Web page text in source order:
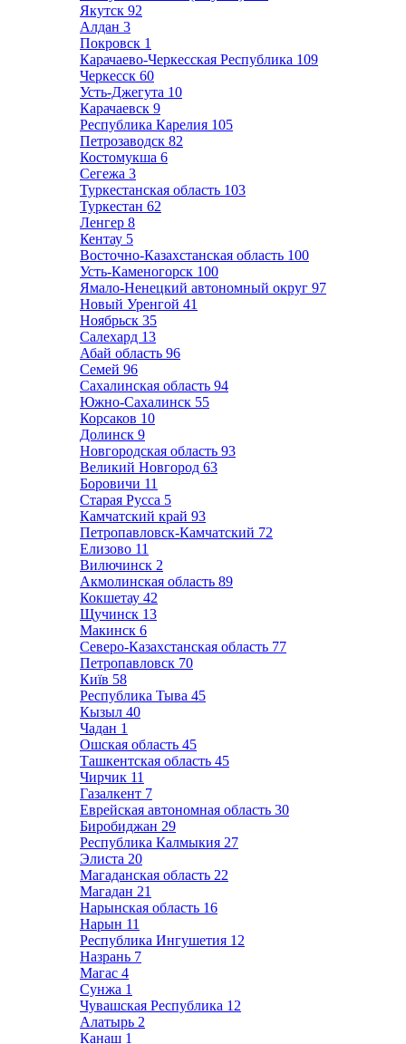
Якутск 92
Алдан 3
Покровск 1
Карачаево-Черкесская Республика 109
Черкесск 60
Усть-Джегута 10
Карачаевск 9
Республика Карелия 105
Петрозаводск 82
Костомукша 6
Сегежа 3
Туркестанская область 103
Туркестан 62
Ленгер 8
Кентау 5
Восточно-Казахстанская область 100
Усть-Каменогорск 100
Ямало-Ненецкий автономный округ 97
Новый Уренгой 41
Ноябрьск 35
Салехард 13
Абай область 96
Семей 96
Сахалинская область 94
Южно-Сахалинск 55
Корсаков 10
Долинск 9
Новгородская область 93
Великий Новгород 63
Боровичи 11
Старая Русса 5
Камчатский край 93
Петропавловск-Камчатский 72
Елизово 11
Вилючинск 2
Акмолинская область 89
Кокшетау 42
Щучинск 13
Макинск 6
Северо-Казахстанская область 77
Петропавловск 70
Київ 58
Республика Тыва 45
Кызыл 40
Чадан 1
Ошская область 45
Ташкентская область 45
Чирчик 11
Газалкент 7
Еврейская автономная область 30
Биробиджан 29
Республика Калмыкия 27
Элиста 20
Магаданская область 22
Магадан 21
Нарынская область 16
Нарын 11
Республика Ингушетия 12
Назрань 7
Магас 4
Сунжа 1
Чувашская Республика 12
Алатырь 2
Канаш 1